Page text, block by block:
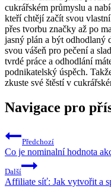
cukrářském průmyslu a
kteří chtějí začít svou
přes tvorbu značky až po
jasný plán a být odhodlaný
svou vášeň pro pečení a
tvrdé práce a odhodlání
podnikatelský úspěch.
zkuste své štěstí v
Navigace pro
Předchozí
Co je nominalní hodnota
Další
Affiliate síť: Jak vytvořit a